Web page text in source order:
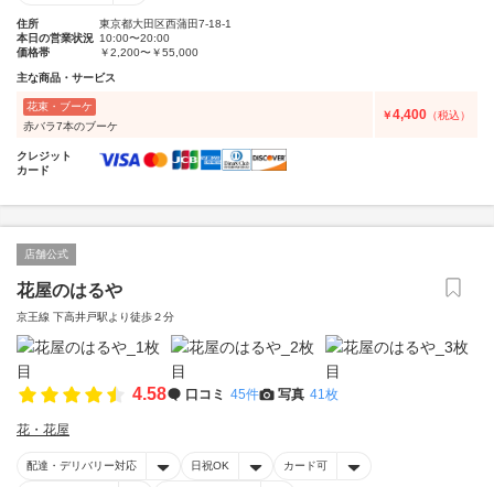
住所
東京都大田区西蒲田7-18-1
本日の営業状況 10:00〜20:00
価格帯
￥2,200〜￥55,000
主な商品・サービス
花束・ブーケ
赤バラ7本のブーケ
￥4,400 （税込）
クレジット
カード
店舗公式
花屋のはるや
京王線 下高井戸駅より徒歩２分
4.58 口コミ 45件 写真 41枚
花・花屋
配達・デリバリー対応 日祝OK カード可